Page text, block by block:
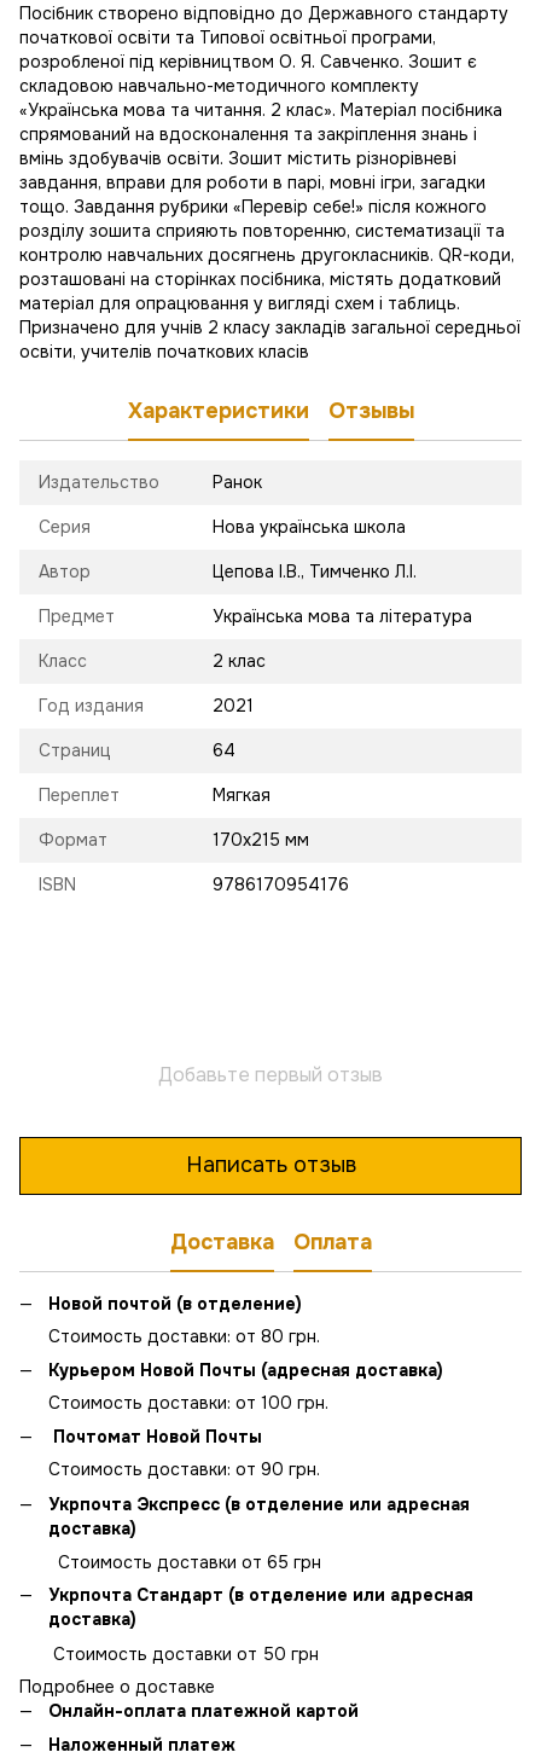
Посібник створено відповідно до Державного стандарту
початкової освіти та Типової освітньої програми,
розробленої під керівництвом О. Я. Савченко. Зошит є
складовою навчально-методичного комплекту
«Українська мова та читання. 2 клас». Матеріал посібника
спрямований на вдосконалення та закріплення знань і
вмінь здобувачів освіти. Зошит містить різнорівневі
завдання, вправи для роботи в парі, мовні ігри, загадки
тощо. Завдання рубрики «Перевір себе!» після кожного
розділу зошита сприяють повторенню, систематизації та
контролю навчальних досягнень другокласників. QR-коди,
розташовані на сторінках посібника, містять додатковий
матеріал для опрацювання у вигляді схем і таблиць.
Призначено для учнів 2 класу закладів загальної середньої
освіти, учителів початкових класів
Характеристики Отзывы
Издательство Ранок
Серия Нова українська школа
Автор Цепова І.В., Тимченко Л.І.
Предмет Українська мова та література
Класс 2 клас
Год издания 2021
Страниц 64
Переплет Мягкая
Формат 170х215 мм
ISBN 9786170954176
Добавьте первый отзыв
Написать отзыв
Доставка Оплата
Новой почтой (в отделение)
Стоимость доставки: от 80 грн.
Курьером Новой Почты (адресная доставка)
Стоимость доставки: от 100 грн.
Почтомат Новой Почты
Стоимость доставки: от 90 грн.
Укрпочта Экспресс (в отделение или адресная
доставка)
Стоимость доставки от 65 грн
Укрпочта Стандарт (в отделение или адресная
доставка)
Стоимость доставки от 50 грн
Подробнее о доставке
Онлайн-оплата платежной картой
Наложенный платеж